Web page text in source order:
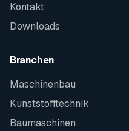
Kontakt
Downloads
Branchen
Maschinenbau
Kunststofftechnik
Baumaschinen